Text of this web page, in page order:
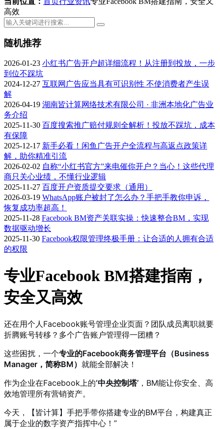
高效
随机推荐
2026-01-23 小红书广告开户超详细流程！从注册到投放，一步
到位不踩坑
2024-12-27 互联网广告应当具有可识别性 不使消费者产生误
解
2026-04-19 湖南皆计算网络技术有限公司 · 非洲本地化广告业
务介绍
2025-11-30 百度搜索推广赔付规则全解析！投放不踩坑，成本
有保障
2025-12-17 新手必看！闲鱼广告开户全流程与高返点政策详
解，助你精准引流
2026-02-02 自称“小红书官方”来电催你开户？当心！这些代理
商只关心业绩，不懂行业逻辑
2025-11-27 百度开户资质提交要求（通用）
2026-03-19 WhatsApp账户被封了怎么办？手把手教你申诉，
恢复成功率超高！
2025-11-28 Facebook BM资产关联实操：快速整合BM，实现
数据驱动增长
2025-11-30 Facebook权限管理终极手册：让合适的人拥有合适
的权限
专业Facebook BM搭建指南，
安全又高效
还在用个人Facebook账号管理企业页面？团队成员离职就要
折腾账号转移？多个广告账户管理得一团糟？
这些困扰，一个专业的Facebook商务管理平台（Business
Manager，简称BM） 就能全部解决！
作为企业在Facebook上的‘中央控制塔’ ，BM能让你安全、高
效地管理所有营销资产。
今天，【皆计算】手把手带你搭建专业的BM平台，构建真正
属于企业的数字资产指挥中心！”